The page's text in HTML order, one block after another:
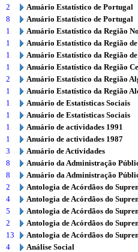
2
Anuário Estatístico de Portugal
8
Anuário Estatístico de Portugal
1
Anuário Estatístico da Região
1
Anuário Estatístico da Região
1
Anuário Estatístico da Região
1
Anuário Estatístico da Região
2
Anuário Estatístico da Região
1
Anuário Estatístico da Região
1
Anuário de Estatísticas Sociais
1
Anuário de Estatísticas Sociais
1
Anuário de actividades 1991
1
Anuário de actividades 1987
3
Anuário de Actividades
8
Anuário da Administração
8
Anuário da Administração
2
Antologia de Acórdãos do
4
Antologia de Acórdãos do
5
Antologia de Acórdãos do
2
Antologia de Acórdãos do
13
Antologia de Acórdãos do
4
Análise Social